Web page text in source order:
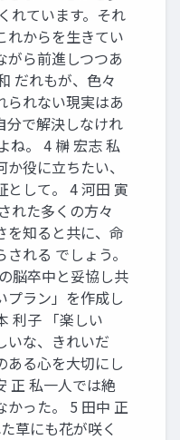
れています。それ
れからを生きてい
がら前進しつつあ
だれもが、色々
られない現実はあ
分で解決しなけれ
ね。 4 榊 宏志 私
役に立ちたい、
として。 4 河田 寅
れた多くの方々
を知ると共に、命
れる でしょう。
脳卒中と妥協し共
プラン」を作成し
利子 「楽しい
いな、きれいだ
ある心を大切にし
正 私一人では絶
かった。 5 田中 正
草にも花が咲く